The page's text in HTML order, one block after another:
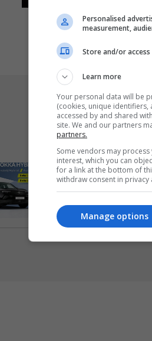
Foleja.com
Personalised
measurement,
Store and/or
Learn more
Your personal data will be
(cookies, unique
accessed by and shared
site. We and our partners
partners.
Some vendors may
interest, which you can
for a link at the bottom of
withdraw consent in privacy
Manage options